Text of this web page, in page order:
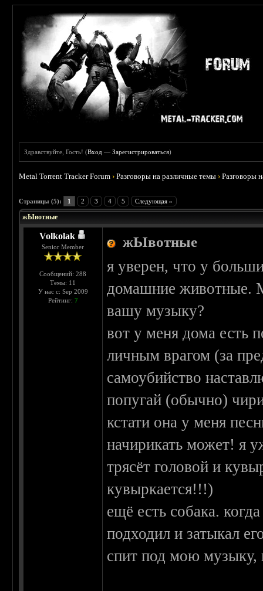
Здравствуйте, Гость! (Вход —Зарегистрироваться)
Metal Torrent Tracker Forum ›Разговоры на различные темы ›Разговоры
Страницы (5): 1 2 3 4 5 Следующая »
жЫвотные
Volkolak
Senior Member
Сообщений: 288
Темы: 11
У нас с: Sep 2009
Рейтинг: 7
жЫвотные
я уверен, что у
домашние животные.
вашу музыку?
вот у меня дома есть
личным врагом (за
самоубийство
попугай (обычно)
кстати она у меня
начирикать может! я
трясёт головой и
кувыркается!!!)
ещё есть собака.
подходил и затыкал
спит под мою музыку,